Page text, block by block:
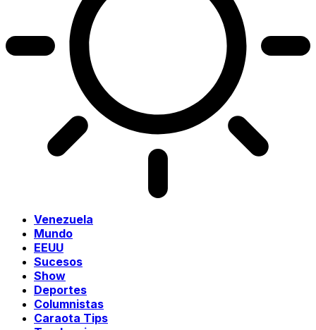
Venezuela
Mundo
EEUU
Sucesos
Show
Deportes
Columnistas
Caraota Tips